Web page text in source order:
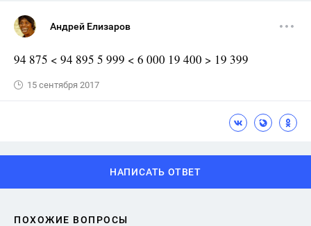
Андрей Елизаров
94 875 < 94 895 5 999 < 6 000 19 400 > 19 399
15 сентября 2017
НАПИСАТЬ ОТВЕТ
ПОХОЖИЕ ВОПРОСЫ